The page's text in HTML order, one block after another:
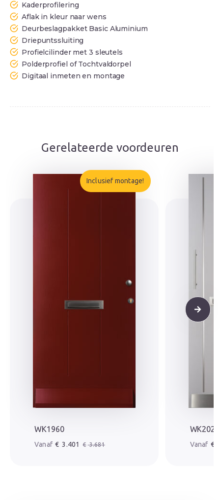
Kaderprofilering
Aflak in kleur naar wens
Deurbeslagpakket Basic Aluminium
Driepuntssluiting
Profielcilinder met 3 sleutels
Polderprofiel of Tochtvaldorpel
Digitaal inmeten en montage
Gerelateerde voordeuren
Inclusief montage!
WK1960
€ 3.681
Oorspronkelijke prijs was: € 3.681.
€ 3.401
Huidige prijs is: € 3.401.
WK2020
€